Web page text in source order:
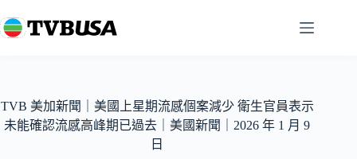
至
容
TVB 美加新聞｜美國上星期流感個案減少 衛生官員表示
未能確認流感高峰期已過去｜美國新聞｜2026 年 1 月 9
日